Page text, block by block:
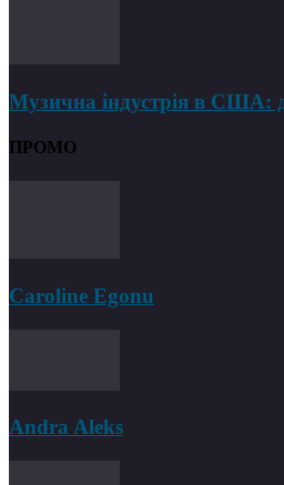
Музична індустрія в США:
ПРОМО
Caroline Egonu
Andra Aleks